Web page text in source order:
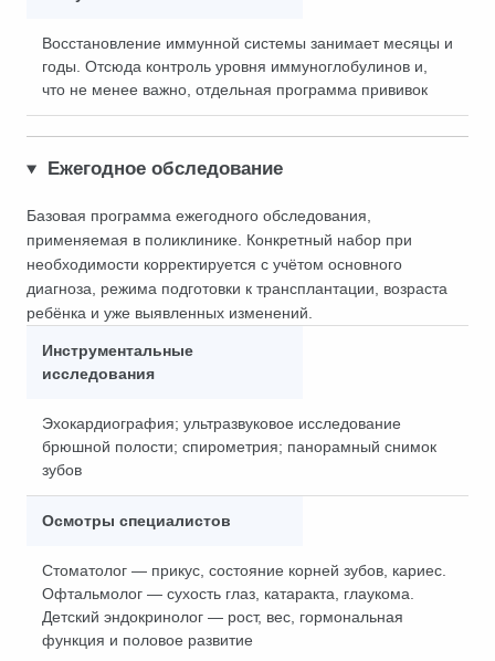
Восстановление иммунной системы занимает месяцы и
годы. Отсюда контроль уровня иммуноглобулинов и,
что не менее важно, отдельная программа прививок
Ежегодное обследование
Базовая программа ежегодного обследования,
применяемая в поликлинике. Конкретный набор при
необходимости корректируется с учётом основного
диагноза, режима подготовки к трансплантации, возраста
ребёнка и уже выявленных изменений.
Инструментальные
исследования
Эхокардиография; ультразвуковое исследование
брюшной полости; спирометрия; панорамный снимок
зубов
Осмотры специалистов
Стоматолог — прикус, состояние корней зубов, кариес.
Офтальмолог — сухость глаз, катаракта, глаукома.
Детский эндокринолог — рост, вес, гормональная
функция и половое развитие